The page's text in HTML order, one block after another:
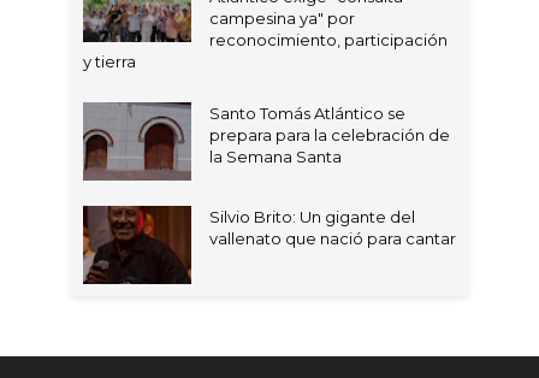
campesina ya" por
reconocimiento, participación
y tierra
Santo Tomás Atlántico se
prepara para la celebración de
la Semana Santa
Silvio Brito: Un gigante del
vallenato que nació para cantar